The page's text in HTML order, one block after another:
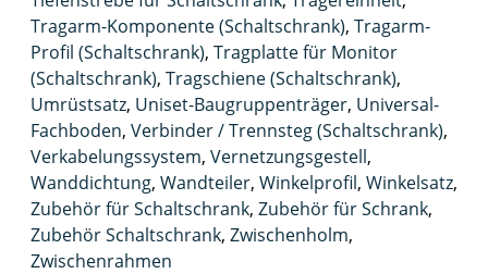
Tragarm-Komponente (Schaltschrank), Tragarm-
Profil (Schaltschrank), Tragplatte für Monitor
(Schaltschrank), Tragschiene (Schaltschrank),
Umrüstsatz, Uniset-Baugruppenträger, Universal-
Fachboden, Verbinder / Trennsteg (Schaltschrank),
Verkabelungssystem, Vernetzungsgestell,
Wanddichtung, Wandteiler, Winkelprofil, Winkelsatz,
Zubehör für Schaltschrank, Zubehör für Schrank,
Zubehör Schaltschrank, Zwischenholm,
Zwischenrahmen